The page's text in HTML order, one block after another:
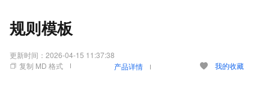
规则模板
更新时间： 2026-04-15 11:37:38
复制 MD 格式
产品详情 我的收藏